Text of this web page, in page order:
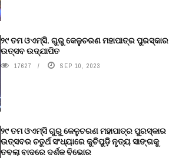
୨୯ ତମ ଓଏମ୍‌ସି. ଗୁରୁ କେଳୁଚରଣ ମହାପାତ୍ର ପୁରସ୍କାର
ଉତ୍ସବ ଉଦ୍‍ଯାପିତ
17627 SEP 10, 2023
୨୯ ତମ ଓଏମ୍‌ସି ଗୁରୁ କେଳୁଚରଣ ମହାପାତ୍ର ପୁରସ୍କାର
ଉତ୍ସବର ଚତୁର୍ଥ ସଂଧ୍ୟାରେ କୁଚିପୁଡ଼ି ନୃତ୍ୟ ସାଙ୍ଗକୁ
ତବଲା ବାଦରେ ଦର୍ଶକ ବିଭୋର